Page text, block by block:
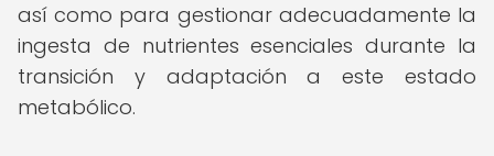
así como para gestionar adecuadamente la
ingesta de nutrientes esenciales durante la
transición y adaptación a este estado
metabólico.